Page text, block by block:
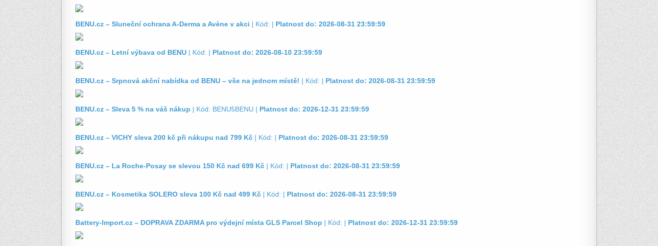
BENU.cz – Sluneční ochrana A-Derma a Avène v akci | Kód: | Platnost do: 2026-08-31 23:59:59
BENU.cz – Letní výbava od BENU | Kód: | Platnost do: 2026-08-10 23:59:59
BENU.cz – Srpnová akční nabídka od BENU – vše na jednom místě! | Kód: | Platnost do: 2026-08-31 23:59:59
BENU.cz – Sleva 5 % na váš nákup | Kód: BENU5BENU | Platnost do: 2026-12-31 23:59:59
BENU.cz – VICHY sleva 200 kč při nákupu nad 799 Kč | Kód: | Platnost do: 2026-08-31 23:59:59
BENU.cz – La Roche-Posay se slevou 150 Kč nad 699 Kč | Kód: | Platnost do: 2026-08-31 23:59:59
BENU.cz – Kosmetika SOLERO sleva 100 Kč nad 499 Kč | Kód: | Platnost do: 2026-08-31 23:59:59
Battery-Import.cz – DOPRAVA ZDARMA pro výdejní místa GLS Parcel Shop | Kód: | Platnost do: 2026-12-31 23:59:59